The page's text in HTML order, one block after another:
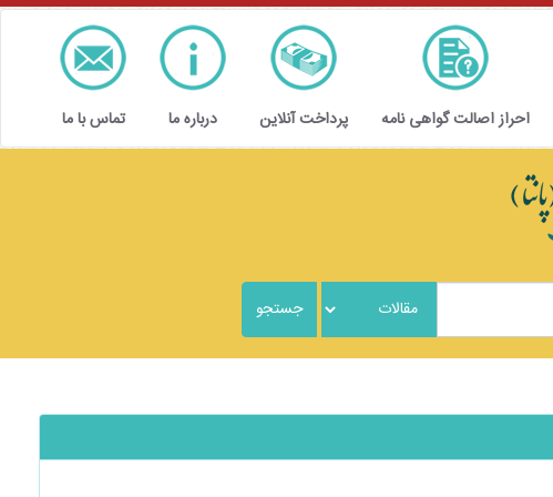
احراز اصالت گواهی نامه پرداخت آنلاین درباره ما تماس با ما